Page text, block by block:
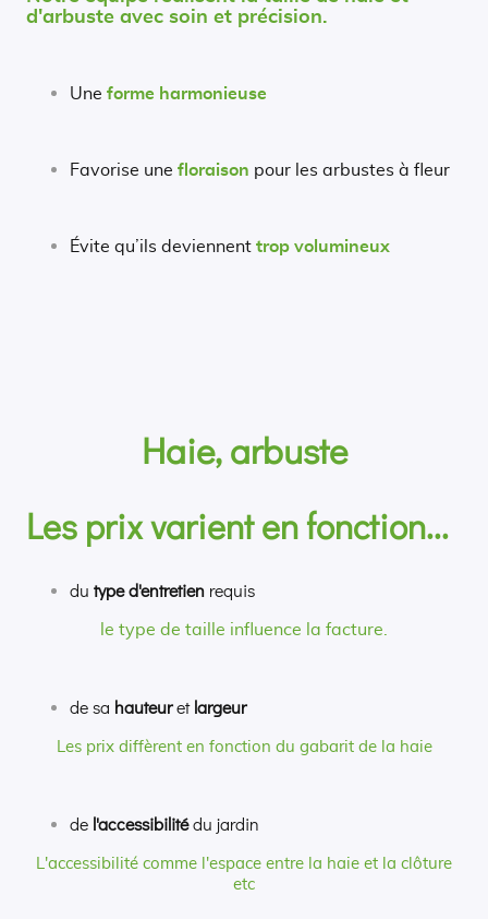
d'arbuste avec soin et précision.
Une forme harmonieuse
Favorise une floraison pour les arbustes à fleur
Évite qu’ils deviennent trop volumineux
Haie, arbuste
Les prix varient en fonction...
du type d'entretien requis
le type de taille influence la facture.
de sa hauteuretlargeur
Les prix diffèrent en fonction du gabarit de la haie
de l'accessibilitédu jardin
L'accessibilité comme l'espace entre la haie et la clôture
etc